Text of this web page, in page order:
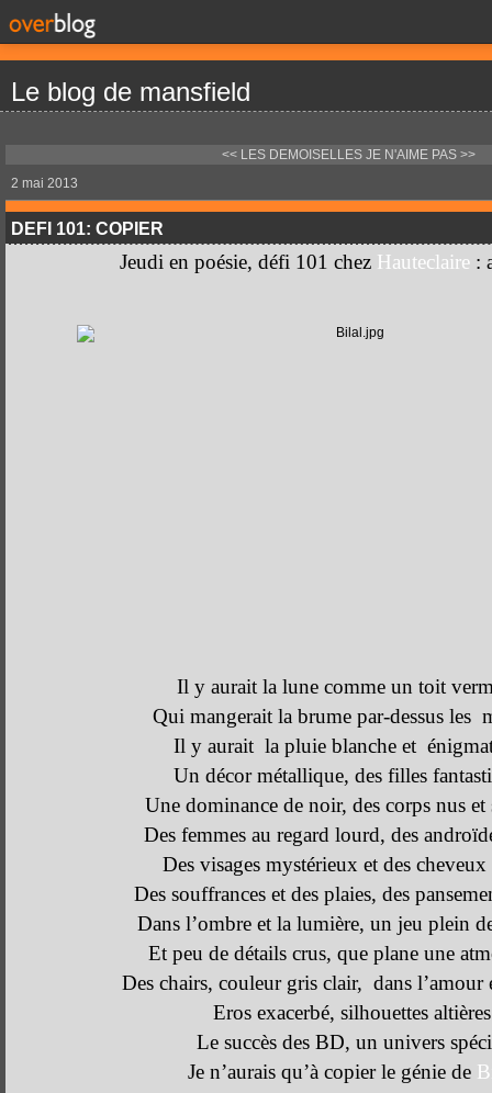
Le blog de mansfield
<< LES DEMOISELLES JE N'AIME PAS >>
2 mai 2013
DEFI 101: COPIER
Jeudi en poésie, défi 101 chez Hauteclaire:
Il y aurait la lune comme un toit
Qui mangerait la brume par-dessus les
Il y aurait la pluie blanche et
Un décor métallique, des filles
Une dominance de noir, des corps nus et
Des femmes au regard lourd, des
Des visages mystérieux et des
Des souffrances et des plaies, des
Dans l’ombre et la lumière, un jeu plein
Et peu de détails crus, que plane une
Des chairs, couleur gris clair, dans l’amour
Eros exacerbé, silhouettes altières
Le succès des BD, un univers
Je n’aurais qu’à copier le génie de